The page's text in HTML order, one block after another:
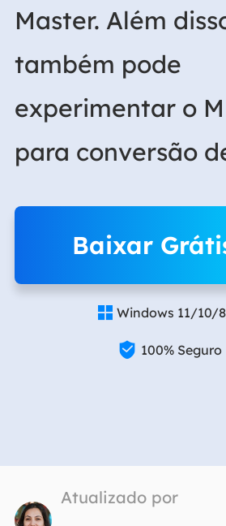
Master. Além
também pode
experimentar o
para conversão
Baixar
 Windows 11/10/
 100% Seguro
Atualizado por